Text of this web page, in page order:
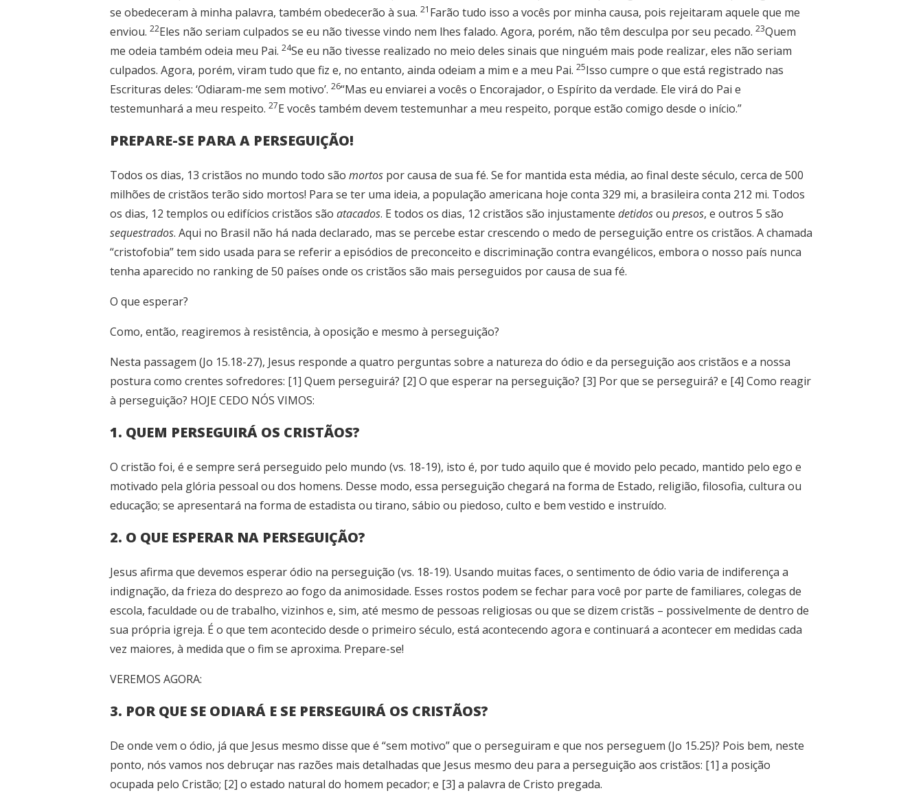
se obedeceram à minha palavra, também obedecerão à sua. 21 Farão tudo isso a vocês por minha causa, pois rejeitaram aquele que me
enviou. 22Eles não seriam culpados se eu não tivesse vindo nem lhes falado. Agora, porém, não têm desculpa por seu pecado. 23Quem
me odeia também odeia meu Pai. 24Se eu não tivesse realizado no meio deles sinais que ninguém mais pode realizar, eles não seriam
culpados. Agora, porém, viram tudo que fiz e, no entanto, ainda odeiam a mim e a meu Pai. 25Isso cumpre o que está registrado nas
Escrituras deles: ‘Odiaram-me sem motivo’. 26“Mas eu enviarei a vocês o Encorajador, o Espírito da verdade. Ele virá do Pai e
testemunhará a meu respeito. 27E vocês também devem testemunhar a meu respeito, porque estão comigo desde o início.”
PREPARE-SE PARA A PERSEGUIÇÃO!
Todos os dias, 13 cristãos no mundo todo são mortos por causa de sua fé. Se for mantida esta média, ao final deste século, cerca de 500
milhões de cristãos terão sido mortos! Para se ter uma ideia, a população americana hoje conta 329 mi, a brasileira conta 212 mi. Todos
os dias, 12 templos ou edifícios cristãos são atacados. E todos os dias, 12 cristãos são injustamente detidosou presos, e outros 5 são
sequestrados. Aqui no Brasil não há nada declarado, mas se percebe estar crescendo o medo de perseguição entre os cristãos. A chamada
“cristofobia” tem sido usada para se referir a episódios de preconceito e discriminação contra evangélicos, embora o nosso país nunca
tenha aparecido no ranking de 50 países onde os cristãos são mais perseguidos por causa de sua fé.
O que esperar?
Como, então, reagiremos à resistência, à oposição e mesmo à perseguição?
Nesta passagem (Jo 15.18-27), Jesus responde a quatro perguntas sobre a natureza do ódio e da perseguição aos cristãos e a nossa
postura como crentes sofredores: [1] Quem perseguirá? [2] O que esperar na perseguição? [3] Por que se perseguirá? e [4] Como reagir
à perseguição? HOJE CEDO NÓS VIMOS:
1. QUEM PERSEGUIRÁ OS CRISTÃOS?
O cristão foi, é e sempre será perseguido pelo mundo (vs. 18-19), isto é, por tudo aquilo que é movido pelo pecado, mantido pelo ego e
motivado pela glória pessoal ou dos homens. Desse modo, essa perseguição chegará na forma de Estado, religião, filosofia, cultura ou
educação; se apresentará na forma de estadista ou tirano, sábio ou piedoso, culto e bem vestido e instruído.
2. O QUE ESPERAR NA PERSEGUIÇÃO?
Jesus afirma que devemos esperar ódio na perseguição (vs. 18-19). Usando muitas faces, o sentimento de ódio varia de indiferença a
indignação, da frieza do desprezo ao fogo da animosidade. Esses rostos podem se fechar para você por parte de familiares, colegas de
escola, faculdade ou de trabalho, vizinhos e, sim, até mesmo de pessoas religiosas ou que se dizem cristãs – possivelmente de dentro de
sua própria igreja. É o que tem acontecido desde o primeiro século, está acontecendo agora e continuará a acontecer em medidas cada
vez maiores, à medida que o fim se aproxima. Prepare-se!
VEREMOS AGORA:
3. POR QUE SE ODIARÁ E SE PERSEGUIRÁ OS CRISTÃOS?
De onde vem o ódio, já que Jesus mesmo disse que é “sem motivo” que o perseguiram e que nos perseguem (Jo 15.25)? Pois bem, neste
ponto, nós vamos nos debruçar nas razões mais detalhadas que Jesus mesmo deu para a perseguição aos cristãos: [1] a posição
ocupada pelo Cristão; [2] o estado natural do homem pecador; e [3] a palavra de Cristo pregada.